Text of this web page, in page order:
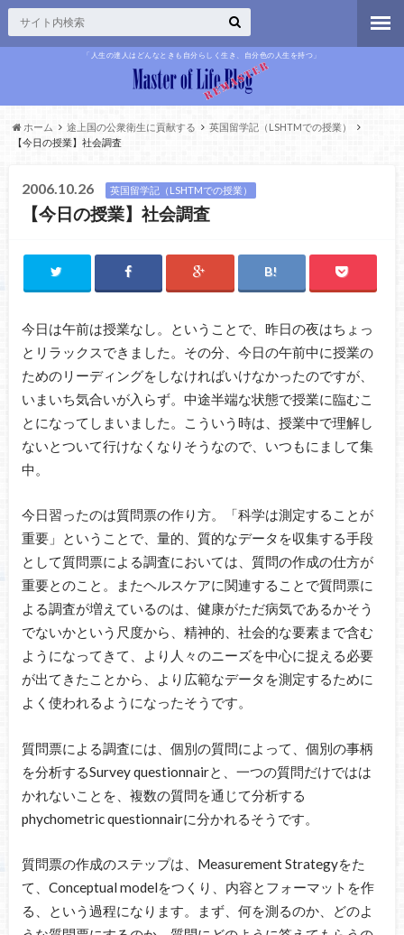
「人生の達人はどんなときも自分らしく生き、自分色の人生を持つ」
ホーム 途上国の公衆衛生に貢献する
英国留学記（LSHTMでの授業）
【今日の授業】社会調査
2006.10.26 英国留学記（LSHTMでの授業）
【今日の授業】社会調査
今日は午前は授業なし。ということで、昨日の夜はちょっ
とリラックスできました。その分、今日の午前中に授業の
ためのリーディングをしなければいけなかったのですが、
いまいち気合いが入らず。中途半端な状態で授業に臨むこ
とになってしまいました。こういう時は、授業中で理解し
ないとついて行けなくなりそうなので、いつもにまして集
中。
今日習ったのは質問票の作り方。「科学は測定することが
重要」ということで、量的、質的なデータを収集する手段
として質問票による調査においては、質問の作成の仕方が
重要とのこと。またヘルスケアに関連することで質問票に
よる調査が増えているのは、健康がただ病気であるかそう
でないかという尺度から、精神的、社会的な要素まで含む
ようになってきて、より人々のニーズを中心に捉える必要
が出てきたことから、より広範なデータを測定するために
よく使われるようになったそうです。
質問票による調査には、個別の質問によって、個別の事柄
を分析するSurvey questionnairと、一つの質問だけではは
かれないことを、複数の質問を通じて分析する
phychometric questionnairに分かれるそうです。
質問票の作成のステップは、Measurement Strategyをた
て、Conceptual modelをつくり、内容とフォーマットを作
る、という過程になります。まず、何を測るのか、どのよ